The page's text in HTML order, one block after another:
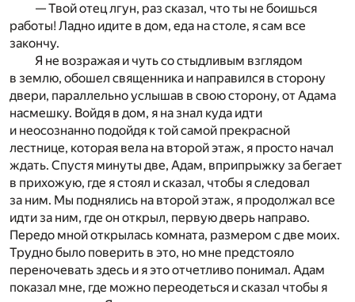
— Твой отец лгун, раз сказал, что ты не боишься
работы! Ладно идите в дом, еда на столе, я сам все
закончу.
Я не возражая и чуть со стыдливым взглядом
в землю, обошел священника и направился в сторону
двери, параллельно услышав в свою сторону, от Адама
насмешку. Войдя в дом, я на знал куда идти
и неосознанно подойдя к той самой прекрасной
лестнице, которая вела на второй этаж, я просто начал
ждать. Спустя минуты две, Адам, вприпрыжку за бегает
в прихожую, где я стоял и сказал, чтобы я следовал
за ним. Мы поднялись на второй этаж, я продолжал все
идти за ним, где он открыл, первую дверь направо.
Передо мной открылась комната, размером с две моих.
Трудно было поверить в это, но мне предстояло
переночевать здесь и я это отчетливо понимал. Адам
показал мне, где можно переодеться и сказал чтобы я